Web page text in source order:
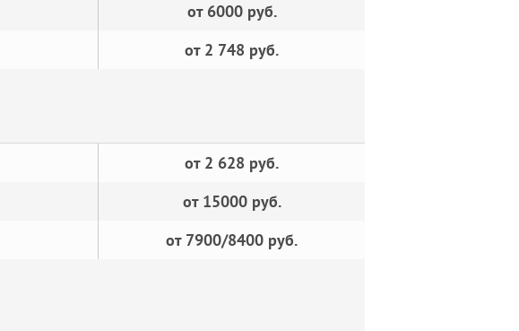
от 6000 руб.
от 2 748 руб.
от 2 628 руб.
от 15000 руб.
от 7900/8400 руб.